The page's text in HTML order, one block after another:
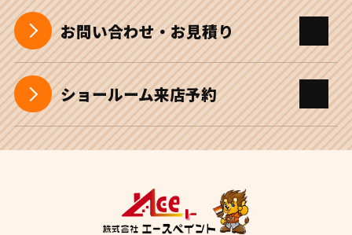
お問い合わせ・お見積り
ショールーム来店予約